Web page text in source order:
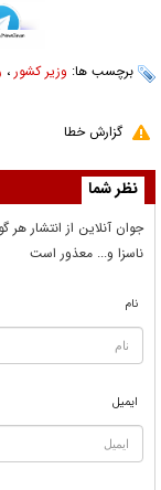
برچسب ها: وزیر کشور ،
گزارش خطا
نظر شما
جوان آنلاين از انتشار هر
ناسزا و... معذور است
نام
ایمیل